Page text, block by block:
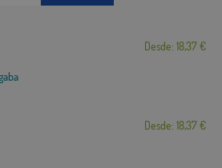
Desde: 18,37 €
Desde: 18,37 €